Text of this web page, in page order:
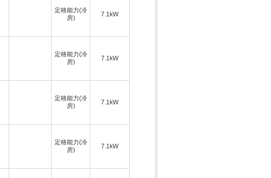
定格能力(冷
房)
7.1kW
定格能力(冷
房)
7.1kW
定格能力(冷
房)
7.1kW
定格能力(冷
房)
7.1kW